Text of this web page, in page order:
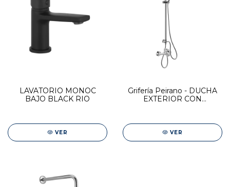
LAVATORIO MONOC
BAJO BLACK RIO
VER
Grifería Peirano - DUCHA
EXTERIOR CON
VER